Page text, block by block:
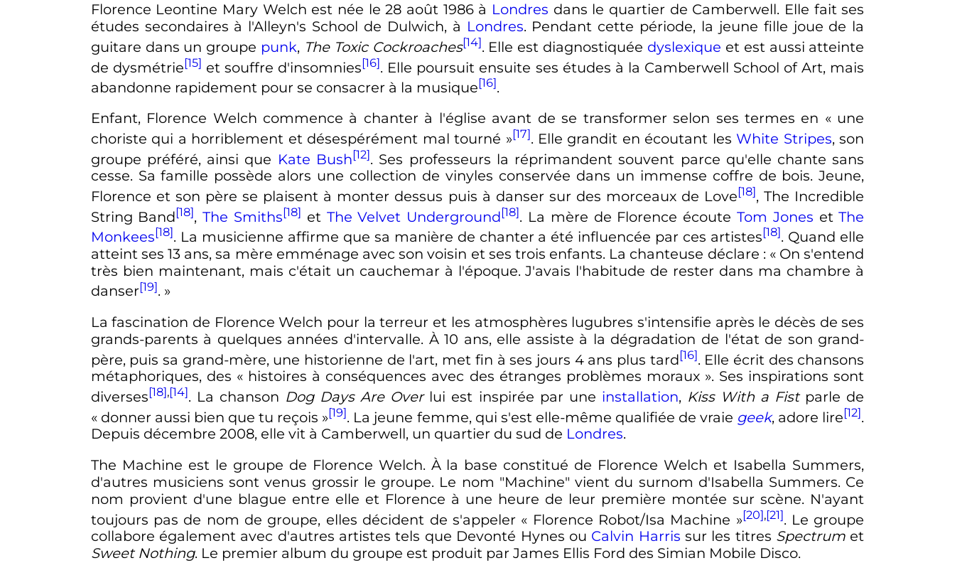
Florence Leontine Mary Welch est née le28 août 1986à Londres dans le quartier de Camberwell. Elle fait ses
études secondaires à l'Alleyn's School de Dulwich, à Londres. Pendant cette période, la jeune fille joue de la
guitare dans un groupe punk, The Toxic Cockroaches[14]. Elle est diagnostiquée dyslexique et est aussi atteinte
de dysmétrie[15] et souffre d'insomnies[16]. Elle poursuit ensuite ses études à la Camberwell School of Art, mais
abandonne rapidement pour se consacrer à la musique[16].
Enfant, Florence Welch commence à chanter à l'église avant de se transformer selon ses termes en « une
choriste qui a horriblement et désespérément mal tourné »[17]. Elle grandit en écoutant lesWhite Stripes, son
groupe préféré, ainsi que Kate Bush[12]. Ses professeurs la réprimandent souvent parce qu'elle chante sans
cesse. Sa famille possède alors une collection de vinyles conservée dans un immense coffre de bois. Jeune,
Florence et son père se plaisent à monter dessus puis à danser sur des morceaux de Love[18], The Incredible
String Band[18],The Smiths[18] et The Velvet Underground[18]. La mère de Florence écoute Tom Jones etThe
Monkees[18]. La musicienne affirme que sa manière de chanter a été influencée par ces artistes[18]. Quand elle
atteint ses 13 ans, sa mère emménage avec son voisin et ses trois enfants. La chanteuse déclare : « On s'entend
très bien maintenant, mais c'était un cauchemar à l'époque. J'avais l'habitude de rester dans ma chambre à
danser[19]. »
La fascination de Florence Welch pour la terreur et les atmosphères lugubres s'intensifie après le décès de ses
grands-parents à quelques années d'intervalle. À 10 ans, elle assiste à la dégradation de l'état de son grand-
père, puis sa grand-mère, une historienne de l'art, met fin à ses jours 4 ans plus tard[16]. Elle écrit des chansons
métaphoriques, des « histoires à conséquences avec des étranges problèmes moraux ». Ses inspirations sont
diverses[18],[14]. La chanson Dog Days Are Overlui est inspirée par une installation, Kiss With a Fistparle de
« donner aussi bien que tu reçois »[19]. La jeune femme, qui s'est elle-même qualifiée de vraie geek, adore lire[12].
Depuis décembre 2008, elle vit à Camberwell, un quartier du sud de Londres.
The Machine est le groupe de Florence Welch. À la base constitué de Florence Welch et Isabella Summers,
d'autres musiciens sont venus grossir le groupe. Le nom "Machine" vient du surnom d'Isabella Summers. Ce
nom provient d'une blague entre elle et Florence à une heure de leur première montée sur scène. N'ayant
toujours pas de nom de groupe, elles décident de s'appeler « Florence Robot/Isa Machine »[20],[21]. Le groupe
collabore également avec d'autres artistes tels que Devonté Hynes ou Calvin Harris sur les titres Spectrum et
Sweet Nothing. Le premier album du groupe est produit par James Ellis Ford des Simian Mobile Disco.